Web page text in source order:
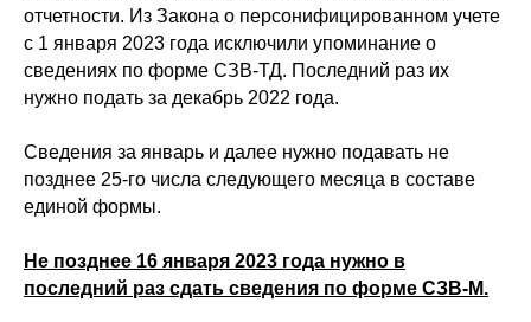
отчетности. Из Закона о персонифицированном учете
с 1 января 2023 года исключили упоминание о
сведениях по форме СЗВ-ТД. Последний раз их
нужно подать за декабрь 2022 года.
Сведения за январь и далее нужно подавать не
позднее 25-го числа следующего месяца в составе
единой формы.
Не позднее 16 января 2023 года нужно в
последний раз сдать сведения по форме СЗВ-М.